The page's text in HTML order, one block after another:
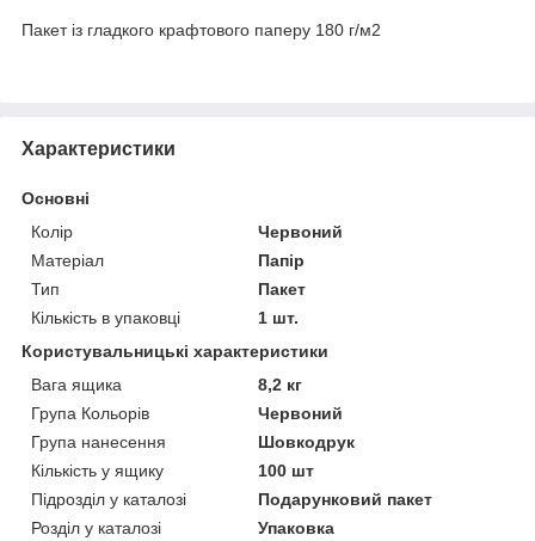
Пакет із гладкого крафтового паперу 180 г/м2
Характеристики
Основні
Колір
Червоний
Матеріал
Папір
Тип
Пакет
Кількість в упаковці
1 шт.
Користувальницькі характеристики
Вага ящика
8,2 кг
Група Кольорів
Червоний
Група нанесення
Шовкодрук
Кількість у ящику
100 шт
Підрозділ у каталозі
Подарунковий пакет
Розділ у каталозі
Упаковка